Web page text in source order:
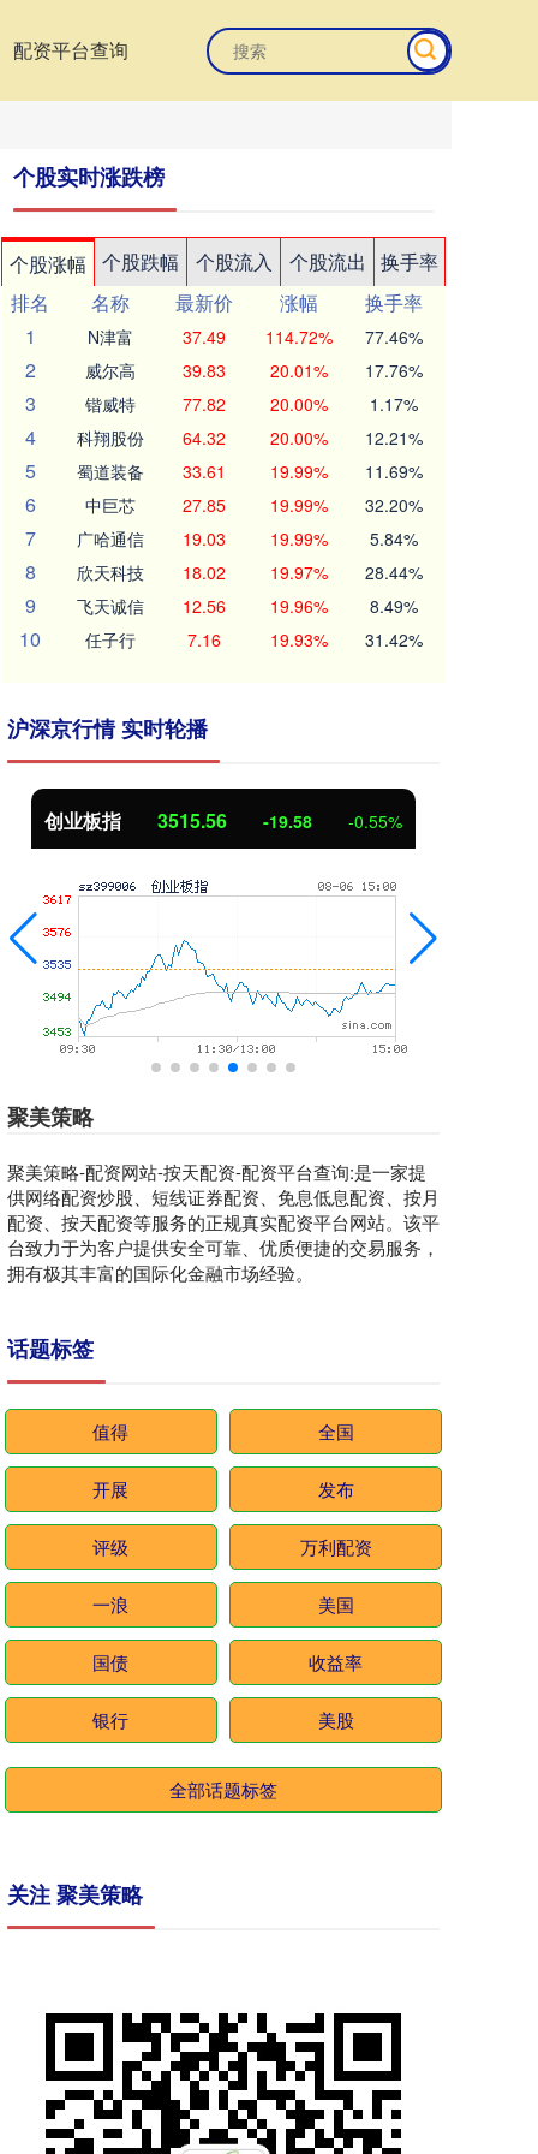
配资平台查询
个股实时涨跌榜
个股涨幅 个股跌幅 个股流入 个股流出
换手率
排名
名称 最新价 涨幅
换手率
1
N津富 37.49 114.72% 77.46%
2 威尔高 39.83 20.01% 17.76%
3 锴威特 77.82 20.00% 1.17%
4 科翔股份 64.32 20.00% 12.21%
5 蜀道装备 33.61 19.99% 11.69%
6 中巨芯 27.85 19.99% 32.20%
7 广哈通信 19.03 19.99% 5.84%
8 欣天科技 18.02 19.97% 28.44%
9 飞天诚信 12.56 19.96% 8.49%
10 任子行 7.16 19.93% 31.42%
沪深京行情 实时轮播
创业板指 3515.56 -19.58 -0.55%
聚美策略
聚美策略-配资网站-按天配资-配资平台查询:是一家提
供网络配资炒股、短线证券配资、免息低息配资、按月
配资、按天配资等服务的正规真实配资平台网站。该平
台致力于为客户提供安全可靠、优质便捷的交易服务，
拥有极其丰富的国际化金融市场经验。
话题标签
值得 全国
开展 发布
评级 万利配资
一浪 美国
国债 收益率
银行 美股
全部话题标签
关注 聚美策略